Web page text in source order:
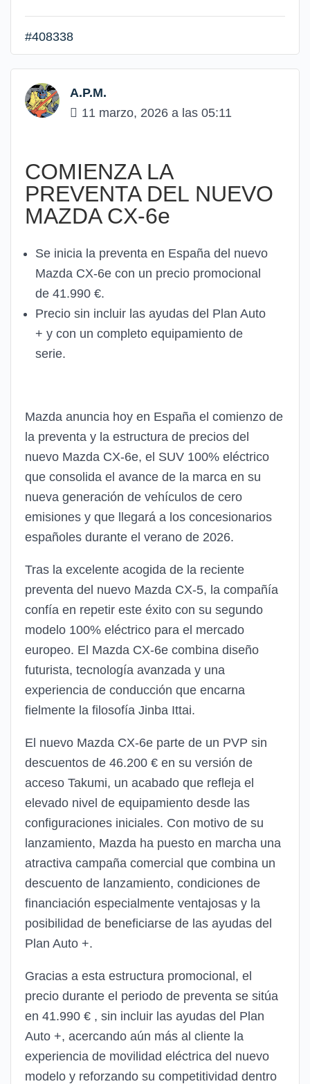
#408338
A.P.M.
11 marzo, 2026 a las 05:11
COMIENZA LA
PREVENTA DEL NUEVO
MAZDA CX‑6e
Se inicia la preventa en España del nuevo
Mazda CX-6e con un precio promocional
de 41.990 €.
Precio sin incluir las ayudas del Plan Auto
+ y con un completo equipamiento de
serie.
Mazda anuncia hoy en España el comienzo de
la preventa y la estructura de precios del
nuevo Mazda CX-6e, el SUV 100% eléctrico
que consolida el avance de la marca en su
nueva generación de vehículos de cero
emisiones y que llegará a los concesionarios
españoles durante el verano de 2026.
Tras la excelente acogida de la reciente
preventa del nuevo Mazda CX-5, la compañía
confía en repetir este éxito con su segundo
modelo 100% eléctrico para el mercado
europeo. El Mazda CX-6e combina diseño
futurista, tecnología avanzada y una
experiencia de conducción que encarna
fielmente la filosofía Jinba Ittai.
El nuevo Mazda CX-6e parte de un PVP sin
descuentos de 46.200 € en su versión de
acceso Takumi, un acabado que refleja el
elevado nivel de equipamiento desde las
configuraciones iniciales. Con motivo de su
lanzamiento, Mazda ha puesto en marcha una
atractiva campaña comercial que combina un
descuento de lanzamiento, condiciones de
financiación especialmente ventajosas y la
posibilidad de beneficiarse de las ayudas del
Plan Auto +.
Gracias a esta estructura promocional, el
precio durante el periodo de preventa se sitúa
en 41.990 € , sin incluir las ayudas del Plan
Auto +, acercando aún más al cliente la
experiencia de movilidad eléctrica del nuevo
modelo y reforzando su competitividad dentro